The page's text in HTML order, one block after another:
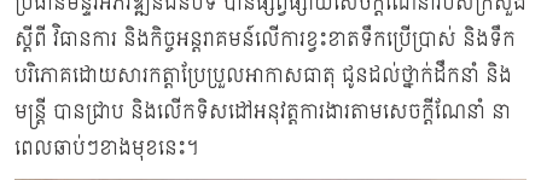
ស្តីពី វិធានការ និងកិច្ចអន្តរាគមន៍លេីការខ្វះខាតទឹកប្រេីប្រាស់ និងទឹក
បរិភោគដោយសារកត្តាប្រែប្រួលអាកាសធាតុ ជូនដល់ថ្នាក់ដឹកនាំ និង
មន្ត្រី បានជ្រាប និងលេីកទិសដៅអនុវត្តការងារតាមសេចក្តីណែនាំ នា
ពេលឆាប់ៗខាងមុខនេះ។